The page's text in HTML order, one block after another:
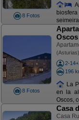
8 Fotos
8 Fotos
Oscos
(Asturias)
2-
196
La
en la
Oscos,
Casa
Casa